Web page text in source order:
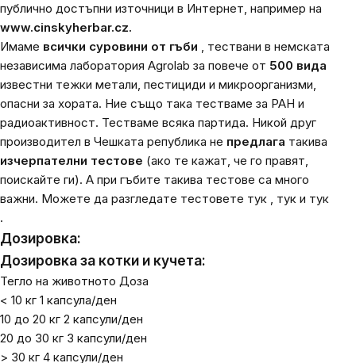
публично достъпни източници в Интернет, например на
www.cinskyherbar.cz.
Имаме всички суровини от гъби , тествани в немската
независима лаборатория Agrolab за повече от 500 вида
известни тежки метали, пестициди и микроорганизми,
опасни за хората. Ние също така тестваме за PAH и
радиоактивност. Тестваме всяка партида. Никой друг
производител в Чешката република не предлага такива
изчерпателни тестове (ако те кажат, че го правят,
поискайте ги). А при гъбите такива тестове са много
важни. Можете да разгледате тестовете тук , тук и тук
.
Дозировка:
Дозировка за котки и кучета:
Тегло на животното Доза
< 10 кг 1 капсула/ден
10 до 20 кг 2 капсули/ден
20 до 30 кг 3 капсули/ден
> 30 кг 4 капсули/ден